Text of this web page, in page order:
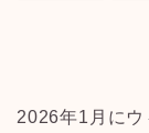
2026年1月にウ